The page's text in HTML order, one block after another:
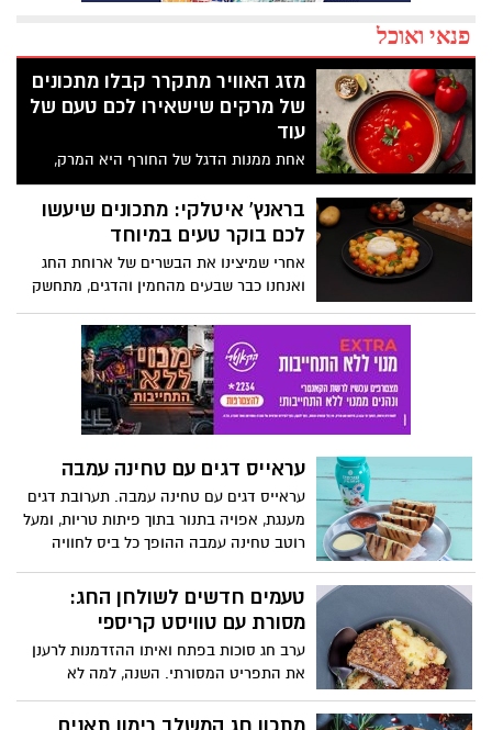
פנאי ואוכל
מזג האוויר מתקרר קבלו מתכונים
של מרקים שישאירו לכם טעם של
עוד
אחת ממנות הדגל של החורף היא המרק,
המגיע במגוון רחב של טעמים וסוגים. מרקים
ידועים בשילוב המושלם בין בריאות לחמימות,
מה שהופך אותם לבחירה אידיאלית בימים
תתכוננו לחורף חם! המתכונים באדיבות רויטל
אדמוני, מחברת תוכנית הלימודים "אוכלים
בריא" עבור משרד החינוך, ומורה לחינוך
תזונתי בבתי הספר.
בראנץ' איטלקי: מתכונים שיעשו
לכם בוקר טעים במיוחד
אחרי שמיצינו את הבשרים של ארוחת החג
ואנחנו כבר שבעים מהחמין והדגים, מתחשק
לנו משהו קליל בניחוח אחר. אז מה עושים?
שני מתכונים מושלמים לבראנץ' איטלקי:
התחילו עם פטה פטריות בשילוב גבינת
שקדים וענבים, וסיימו עם ניוקי תוצרת בית
המלווה בבוראטה ועגבניות שרי. כך תבטיחו
לעצמכם בוקר איטלקי בלתי נשכח! המתכונים
החשמל Teka
עראייס דגים עם טחינה עמבה
עראייס דגים עם טחינה עמבה. תערובת דגים
מענגת, אפויה בתנור בתוך פיתות טריות, ומעל
רוטב טחינה עמבה ההופך כל ביס לחוויה
והגשה בימי החג.
טעמים חדשים לשולחן החג:
מסורת עם טוויסט קריספי
ערב חג סוכות בפתח ואיתו ההזדמנות לרענן
את התפריט המסורתי. השנה, למה לא
להפתיע את המשפחה עם גרסאות מודרניות
ופריכות למנות האהובות? בין אם מדובר